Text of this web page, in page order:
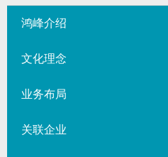
鸿峰介绍
文化理念
业务布局
关联企业